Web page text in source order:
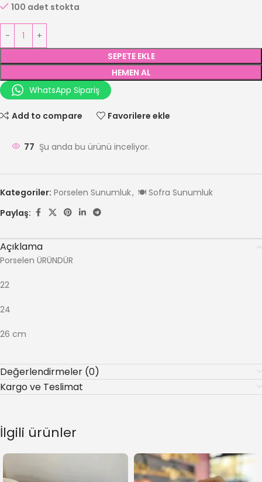
100 adet stokta
SEPETE EKLE
HEMEN AL
WhatsApp Sipariş
Add to compare Favorilere ekle
77 Şu anda bu ürünü inceliyor.
Kategoriler: Porselen Sunumluk, 🍽️ Sofra Sunumluk
Paylaş:
Açıklama
Porselen ÜRÜNDÜR
22
24
26 cm
Değerlendirmeler (0)
Kargo ve Teslimat
İlgili ürünler